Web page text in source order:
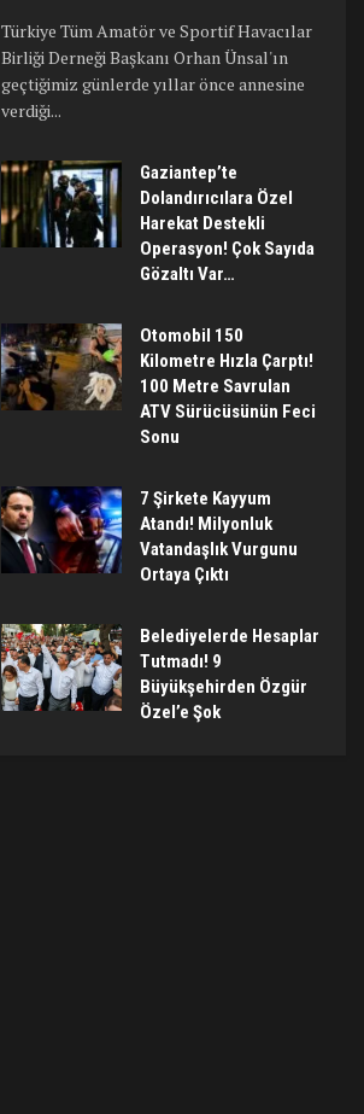
Türkiye Tüm Amatör ve Sportif Havacılar
Birliği Derneği Başkanı Orhan Ünsal'ın
geçtiğimiz günlerde yıllar önce annesine
verdiği...
Gaziantep’te
Dolandırıcılara Özel
Harekat Destekli
Operasyon! Çok Sayıda
Gözaltı Var…
Otomobil 150
Kilometre Hızla Çarptı!
100 Metre Savrulan
ATV Sürücüsünün Feci
Sonu
7 Şirkete Kayyum
Atandı! Milyonluk
Vatandaşlık Vurgunu
Ortaya Çıktı
Belediyelerde Hesaplar
Tutmadı! 9
Büyükşehirden Özgür
Özel’e Şok